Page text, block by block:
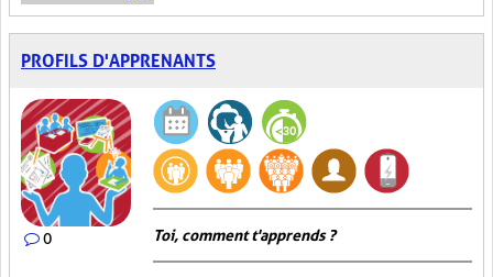
PROFILS D'APPRENANTS
0 Toi, comment t'apprends ?